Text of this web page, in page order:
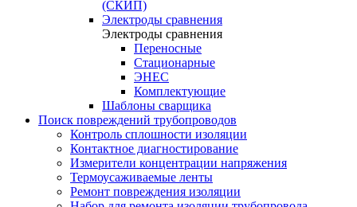
(СКИП)
Электроды сравнения
Электроды сравнения
Переносные
Стационарные
ЭНЕС
Комплектующие
Шаблоны сварщика
Поиск повреждений трубопроводов
Контроль сплошности изоляции
Контактное диагностирование
Измерители концентрации напряжения
Термоусаживаемые ленты
Ремонт повреждения изоляции